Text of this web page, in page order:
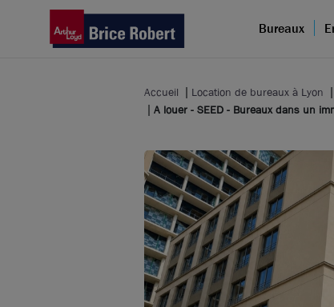
Bureaux
Accueil Location de bureaux à Lyon
A louer - SEED - Bureaux dans un